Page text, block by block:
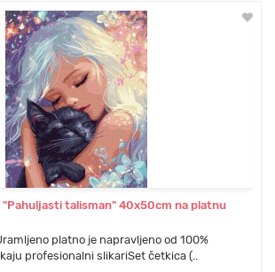
"Pahuljasti talisman" 40x50cm na platnu
platno je napravljeno od 100%
profesionalni slikariSet četkica (..